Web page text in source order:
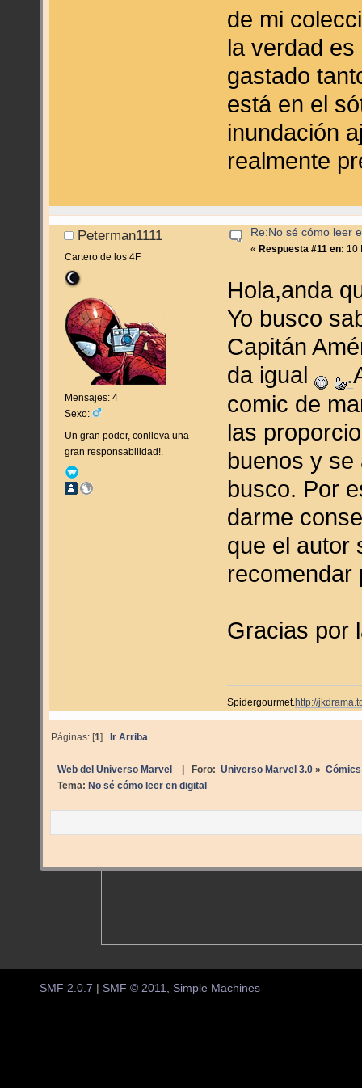
de mi
la verdad
gastado
está en el
inundación
realmente
Peterman1111
Cartero de los 4F
Mensajes: 4
Sexo:
Un gran poder, conlleva una
gran responsabilidad!.
Re:No sé cómo leer
« Respuesta #11 en: 10
Hola,anda
Yo busco
Capitán
da igual
.
comic de
las
buenos y
busco. Por
darme
que el autor
recomendar
Gracias por
Spidergourmet.http://
Páginas: [1]Ir Arriba
Web del Universo Marvel | Foro: Universo Marvel 3.0» Cómics
Tema: No sé cómo leer en digital
SMF 2.0.7 | SMF © 2011 Simple Machines